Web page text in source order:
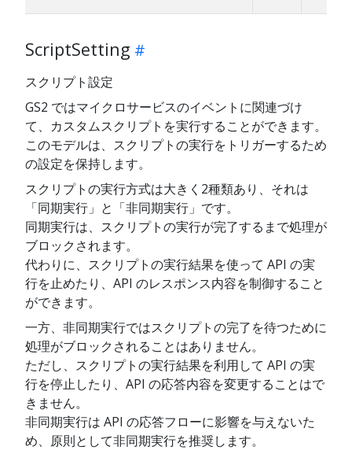
ScriptSetting
スクリプト設定
GS2 ではマイクロサービスのイベントに関連づけ
て、カスタムスクリプトを実行することができます。
このモデルは、スクリプトの実行をトリガーするため
の設定を保持します。
スクリプトの実行方式は大きく2種類あり、それは
「同期実行」と「非同期実行」です。
同期実行は、スクリプトの実行が完了するまで処理が
ブロックされます。
代わりに、スクリプトの実行結果を使って API の実
行を止めたり、API のレスポンス内容を制御すること
ができます。
一方、非同期実行ではスクリプトの完了を待つために
処理がブロックされることはありません。
ただし、スクリプトの実行結果を利用して API の実
行を停止したり、API の応答内容を変更することはで
きません。
非同期実行は API の応答フローに影響を与えないた
め、原則として非同期実行を推奨します。